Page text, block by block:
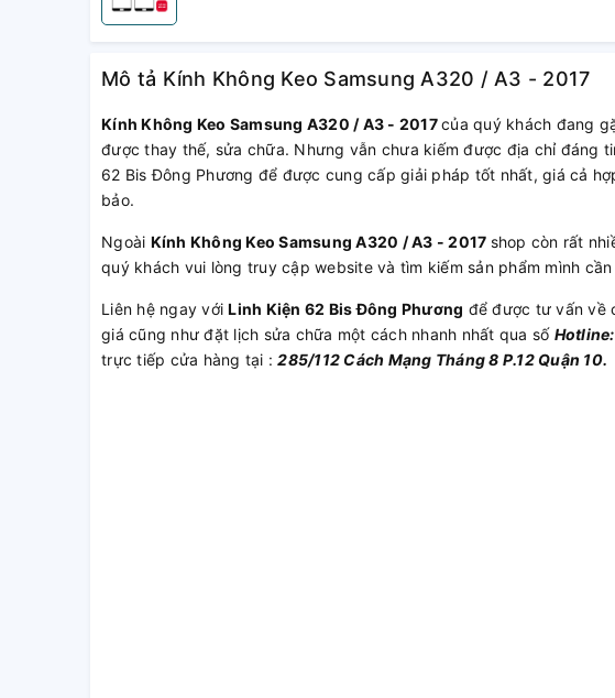
Mô tả Kính Không Keo Samsung A320 / A3 - 2017
Kính Không Keo Samsung A320 / A3 - 2017của quý khách đang
được thay thế, sửa chữa. Nhưng vẫn chưa kiếm được địa chỉ đáng
62 Bis Đông Phương để được cung cấp giải pháp tốt nhất, giá cả
bảo.
Ngoài Kính Không Keo Samsung A320 / A3 - 2017 shop còn rất
quý khách vui lòng truy cập website và tìm kiếm sản phẩm mình cần
Liên hệ ngay vớiLinh Kiện 62 Bis Đông Phương để được tư vấn về
giá cũng như đặt lịch sửa chữa một cách nhanh nhất qua số
trực tiếp cửa hàng tại :285/112 Cách Mạng Tháng 8 P.12 Quận 10.